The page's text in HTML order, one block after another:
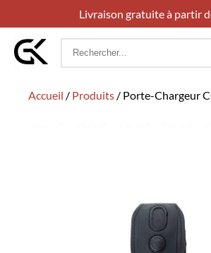
Livraison gratuite à partir
Rechercher
Accueil / Produits / Porte-Chargeur